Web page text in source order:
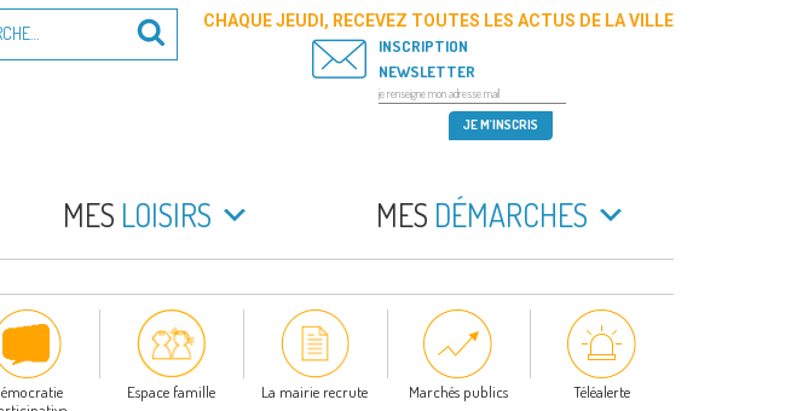
Recherche
CHAQUE JEUDI, RECEVEZ TOUTES LES ACTUS DE LA VILLE
INSCRIPTION
NEWSLETTER
MES LOISIRS MES DÉMARCHES
Espace famille La mairie recrute Marchés publics Téléalerte